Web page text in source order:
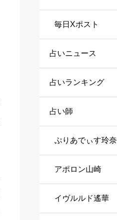
毎日Xポスト
占いニュース
占いランキング
占い師
ぷりあでぃす玲奈
アポロン山崎
イヴルルド遙華